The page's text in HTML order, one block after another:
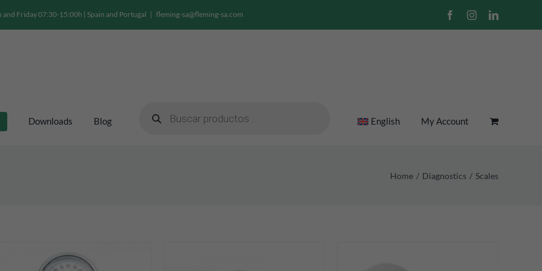
Friday 07:30-15:00h | Spain and Portugal | fleming-sa@fleming-sa.com FacebookInstagramLinkedIn
Downloads Blog
search
English My Account
Home Diagnostics Scales